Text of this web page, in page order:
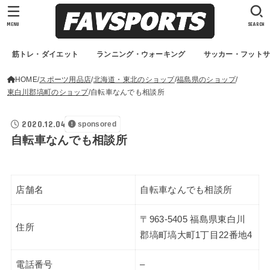
筋トレ・ダイエット ランニング・ウォーキング サッカー・フット
SEARCH
MENU
HOME スポーツ用品店 北海道・東北のショップ 福島県のショップ
東白川郡塙町のショップ 自転車なんでも相談所
2020.12.04 sponsored
自転車なんでも相談所
店舗名 自転車なんでも相談所
住所
〒963-5405 福島県東白川
郡塙町塙大町1丁目22番地4
電話番号 –